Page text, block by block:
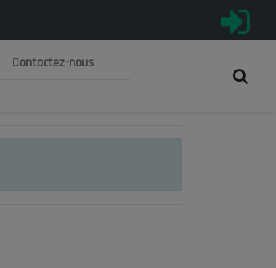
الجزائرية الديمقراطية الشعبية
Contactez-nous